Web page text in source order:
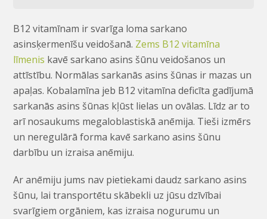
B12 vitamīnam ir svarīga loma sarkano
asinsķermenīšu veidošanā. Zems B12 vitamīna
līmenis kavē sarkano asins šūnu veidošanos un
attīstību. Normālas sarkanās asins šūnas ir mazas un
apaļas. Kobalamīna jeb B12 vitamīna deficīta gadījumā
sarkanās asins šūnas kļūst lielas un ovālas. Līdz ar to
arī nosaukums megaloblastiskā anēmija. Tieši izmērs
un neregulārā forma kavē sarkano asins šūnu
darbību un izraisa anēmiju.
Ar anēmiju jums nav pietiekami daudz sarkano asins
šūnu, lai transportētu skābekli uz jūsu dzīvībai
svarīgiem orgāniem, kas izraisa nogurumu un